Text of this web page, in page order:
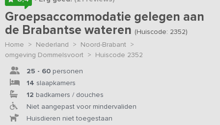
Groepsaccommodatie gelegen aan
de Brabantse wateren (Huiscode: 2352)
Home > Nederland > Noord-Brabant >
omgeving Dommelsvoort > Huiscode 2352
25 - 60 personen
14 slaapkamers
12 badkamers / douches
Niet aangepast voor mindervaliden
Huisdieren niet toegestaan